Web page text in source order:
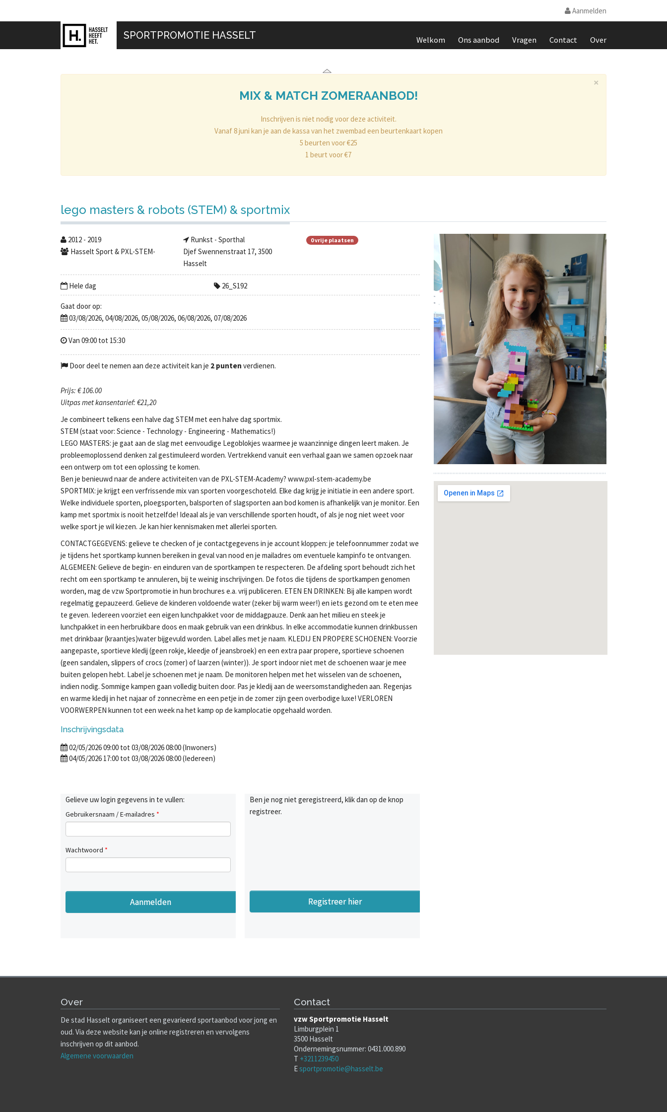
Aanmelden
Welkom Ons aanbod Vragen Contact Over
SPORTPROMOTIE HASSELT
×
MIX & MATCH ZOMERAANBOD!
Inschrijven is niet nodig voor deze activiteit.
Vanaf 8 juni kan je aan de kassa van het zwembad een beurtenkaart kopen
5 beurten voor €25
1 beurt voor €7
lego masters & robots (STEM) & sportmix
2012 - 2019
Hasselt Sport & PXL-STEM-
Runkst - Sporthal
Djef Swennenstraat 17, 3500
Hasselt
0 vrije plaatsen
Hele dag 26_S192
Gaat door op:
03/08/2026, 04/08/2026, 05/08/2026, 06/08/2026, 07/08/2026
Van 09:00 tot 15:30
Door deel te nemen aan deze activiteit kan je 2 punten verdienen.
Prijs: € 106.00
Uitpas met kansentarief: €21,20
Je combineert telkens een halve dag STEM met een halve dag sportmix.
STEM (staat voor: Science - Technology - Engineering - Mathematics!)
LEGO MASTERS: je gaat aan de slag met eenvoudige Legoblokjes waarmee je waanzinnige dingen leert maken. Je
probleemoplossend denken zal gestimuleerd worden. Vertrekkend vanuit een verhaal gaan we samen opzoek naar
een ontwerp om tot een oplossing te komen.
Ben je benieuwd naar de andere activiteiten van de PXL-STEM-Academy? www.pxl-stem-academy.be
SPORTMIX: je krijgt een verfrissende mix van sporten voorgeschoteld. Elke dag krijg je initiatie in een andere sport.
Welke individuele sporten, ploegsporten, balsporten of slagsporten aan bod komen is afhankelijk van je monitor. Een
kamp met sportmix is nooit hetzelfde! Ideaal als je van verschillende sporten houdt, of als je nog niet weet voor
welke sport je wil kiezen. Je kan hier kennismaken met allerlei sporten.
CONTACTGEGEVENS: gelieve te checken of je contactgegevens in je account kloppen: je telefoonnummer zodat we
je tijdens het sportkamp kunnen bereiken in geval van nood en je mailadres om eventuele kampinfo te ontvangen.
ALGEMEEN: Gelieve de begin- en einduren van de sportkampen te respecteren. De afdeling sport behoudt zich het
recht om een sportkamp te annuleren, bij te weinig inschrijvingen. De fotos die tijdens de sportkampen genomen
worden, mag de vzw Sportpromotie in hun brochures e.a. vrij publiceren. ETEN EN DRINKEN: Bij alle kampen wordt
regelmatig gepauzeerd. Gelieve de kinderen voldoende water (zeker bij warm weer!) en iets gezond om te eten mee
te geven. Iedereen voorziet een eigen lunchpakket voor de middagpauze. Denk aan het milieu en steek je
lunchpakket in een herbruikbare doos en maak gebruik van een drinkbus. In elke accommodatie kunnen drinkbussen
met drinkbaar (kraantjes)water bijgevuld worden. Label alles met je naam. KLEDIJ EN PROPERE SCHOENEN: Voorzie
aangepaste, sportieve kledij (geen rokje, kleedje of jeansbroek) en een extra paar propere, sportieve schoenen
(geen sandalen, slippers of crocs (zomer) of laarzen (winter)). Je sport indoor niet met de schoenen waar je mee
buiten gelopen hebt. Label je schoenen met je naam. De monitoren helpen met het wisselen van de schoenen,
indien nodig. Sommige kampen gaan volledig buiten door. Pas je kledij aan de weersomstandigheden aan. Regenjas
en warme kledij in het najaar of zonnecrème en een petje in de zomer zijn geen overbodige luxe! VERLOREN
VOORWERPEN kunnen tot een week na het kamp op de kamplocatie opgehaald worden.
Inschrijvingsdata
02/05/2026 09:00 tot 03/08/2026 08:00 (Inwoners)
04/05/2026 17:00 tot 03/08/2026 08:00 (Iedereen)
Gelieve uw login gegevens in te vullen:
Gebruikersnaam / E-mailadres *
Wachtwoord *
Ben je nog niet geregistreerd, klik dan op de knop
registreer.
Registreer hier
Over
De stad Hasselt organiseert een gevarieerd sportaanbod voor jong en
oud. Via deze website kan je online registreren en vervolgens
inschrijven op dit aanbod.
Algemene voorwaarden
Contact
vzw Sportpromotie Hasselt
Limburgplein 1
3500 Hasselt
Ondernemingsnummer: 0431.000.890
T +3211239450
Esportpromotie@hasselt.be